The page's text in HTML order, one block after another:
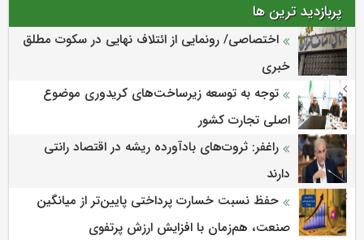
پربازدید ترین ها
اختصاصی/ رونمایی از ائتلاف‌ نهایی در سکوت مطلق
خبری
توجه به توسعه زیرساخت‌های کریدوری موضوع
اصلی تجارت کشور
راغفر: ثروت‌های بادآورده ریشه در اقتصاد رانتی
دارند
حفظ نسبت خسارت پرداختی پایین‌تر از میانگین
صنعت، هم‌زمان با افزایش ارزش پرتفوی